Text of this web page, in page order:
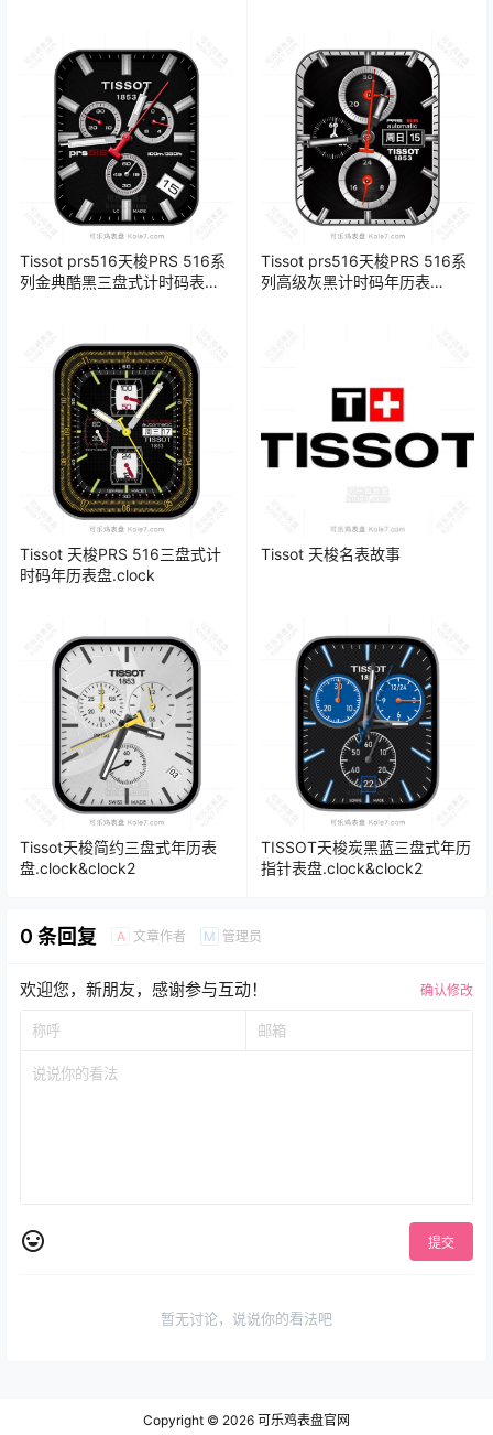
Tissot prs516天梭PRS 516系
列金典酷黑三盘式计时码表
Tissot prs516天梭PRS 516系
列高级灰黑计时码年历表
Tissot 天梭PRS 516三盘式计
时码年历表盘.clock
Tissot 天梭名表故事
Tissot天梭简约三盘式年历表
盘.clock&clock2
TISSOT天梭炭黑蓝三盘式年历
指针表盘.clock&clock2
0 条回复 A 文章作者 M 管理员
欢迎您，新朋友，感谢参与互动！ 确认修改
提交
暂无讨论，说说你的看法吧
Copyright © 2026 可乐鸡表盘官网